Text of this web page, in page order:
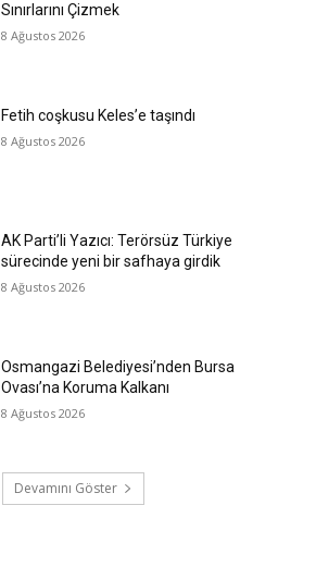
Sınırlarını Çizmek
8 Ağustos 2026
Fetih coşkusu Keles’e taşındı
8 Ağustos 2026
AK Parti’li Yazıcı: Terörsüz Türkiye
sürecinde yeni bir safhaya girdik
8 Ağustos 2026
Osmangazi Belediyesi’nden Bursa
Ovası’na Koruma Kalkanı
8 Ağustos 2026
Devamını Göster